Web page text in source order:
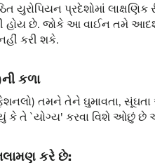
યુરોપિયન પ્રદેશોમાં
હોય છે. જોકે આ વાઈન તમે
કરી શકે.
કળા
તમને તેને ઘુમાવતા,
તે `યોગ્ય' કરવા વિશે ઓછું છે
કરે છે: